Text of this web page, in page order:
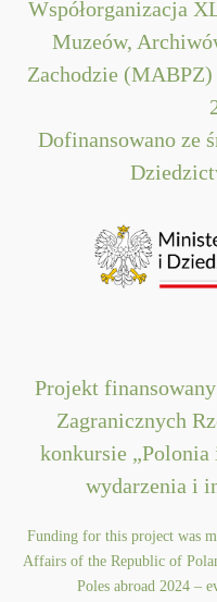
Współorganizacja
Muzeów,
Zachodzie
Dofinansowano ze
Projekt
Zagranicznych
konkursie „Polonia
wydarzenia i
Funding for this project was
Affairs of the Republic of
Poles abroad 2024 –